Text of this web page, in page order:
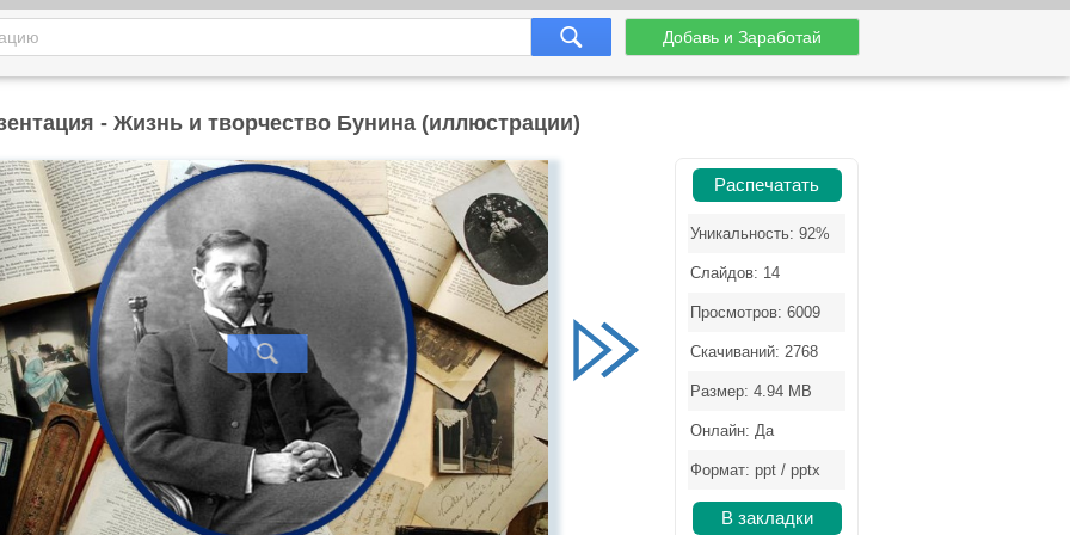
Добавь и Заработай
- Жизнь и творчество Бунина (иллюстрации)
Распечатать
Уникальность: 92%
Слайдов: 14
Просмотров: 6009
Скачиваний: 2768
Размер: 4.94 MB
Онлайн: Да
Формат: ppt / pptx
В закладки